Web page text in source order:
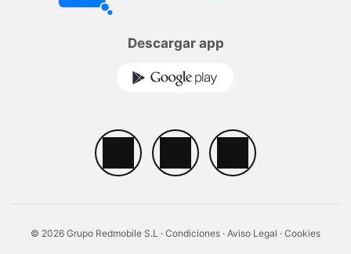
Descargar app
© 2026 Grupo Redmobile S.L · Condiciones · Aviso Legal · Cookies